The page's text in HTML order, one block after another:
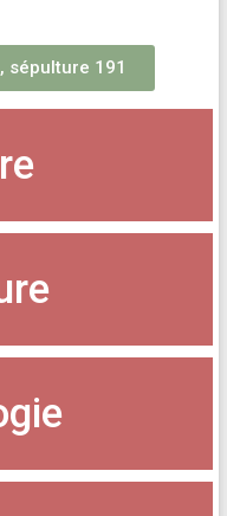
sépulture 191